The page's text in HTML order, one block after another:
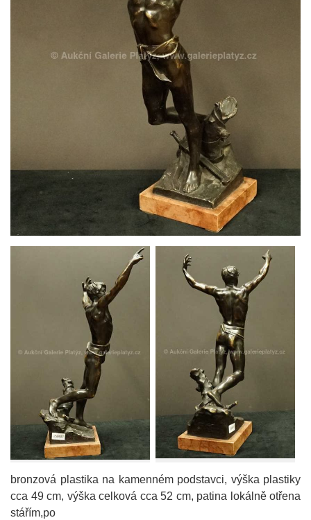
bronzová plastika na kamenném podstavci, výška plastiky
cca 49 cm, výška celková cca 52 cm, patina lokálně otřena
stářím,po